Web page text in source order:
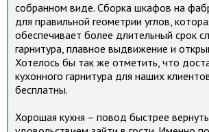
собранном виде. Сборка шкафов на
для правильной геометрии углов,
обеспечивает более длительный срок
гарнитура, плавное выдвижение и
Хотелось бы так же отметить, что
кухонного гарнитура для наших
бесплатны.
Хорошая кухня – повод быстрее